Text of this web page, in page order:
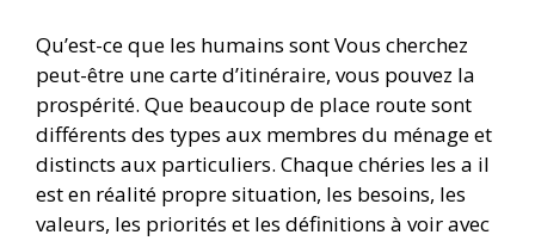
Qu’est-ce que les humains sont Vous cherchez
peut-être une carte d’itinéraire, vous pouvez la
prospérité. Que beaucoup de place route sont
différents des types aux membres du ménage et
distincts aux particuliers. Chaque chéries les a il
est en réalité propre situation, les besoins, les
valeurs, les priorités et les définitions à voir avec